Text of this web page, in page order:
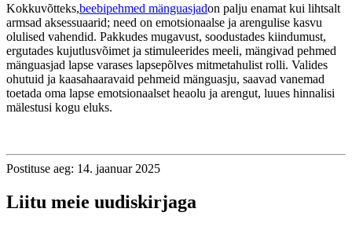
Kokkuvõtteks,beebipehmed mänguasjadon palju enamat kui lihtsalt
armsad aksessuaarid; need on emotsionaalse ja arengulise kasvu
olulised vahendid. Pakkudes mugavust, soodustades kiindumust,
ergutades kujutlusvõimet ja stimuleerides meeli, mängivad pehmed
mänguasjad lapse varases lapsepõlves mitmetahulist rolli. Valides
ohutuid ja kaasahaaravaid pehmeid mänguasju, saavad vanemad
toetada oma lapse emotsionaalset heaolu ja arengut, luues hinnalisi
mälestusi kogu eluks.
Postituse aeg: 14. jaanuar 2025
Liitu meie uudiskirjaga